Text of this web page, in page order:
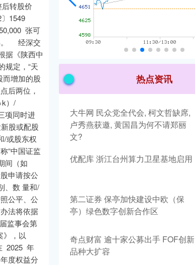
转股价
1549
张可
。 经深交
据《陕西中
规定，“天
而增加的股
后两位，
）/
项同时进
股或配股
/或股东权
“中国证监
间（如
申请按公
、数 量和/
公平、公
法将依据
监事会第
》，以
2025 年
权益分
热点资讯
大牛网 民众党全代会, 柯文哲缺席,
卢秀燕获邀, 黄国昌为何不请郑丽
文?
优配库 浙江台州算力卫星基地启用
第二证券 保亭加快建设中欧（保
亭）绿色数字创新合作区
奇点财富 逾十家公募出手 FOF创新
品种大扩容